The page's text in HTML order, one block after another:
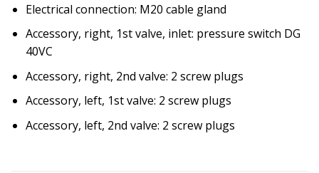
Electrical connection: M20 cable gland
Accessory, right, 1st valve, inlet: pressure switch DG
40VC
Accessory, right, 2nd valve: 2 screw plugs
Accessory, left, 1st valve: 2 screw plugs
Accessory, left, 2nd valve: 2 screw plugs